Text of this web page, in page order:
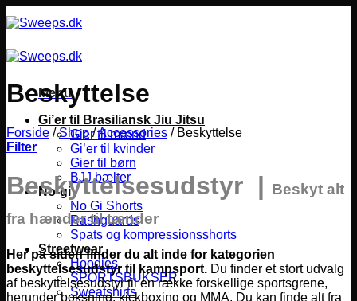
til
Menu
Gi’er til Brasiliansk Jiu Jitsu
Gier til mænd
Gi’er til kvinder
Gier til børn
BJJ bælter
No-gi
No Gi Shorts
Rashguards
Spats og kompressionsshorts
Streetwear
Hoodies
SPORTSBUKSER
Sweatshirts
Beskyttelse
Forside / Shop /Accessories /Beskyttelse
Filter
Beskyttelsesudstyr | Beskyt alt
fra hænder til tænder
Her på siden finder du alt inde for kategorien
beskyttelsesudstyr til kampsport. Du finder et stort udvalg
af beskyttelsesudstyr til en række forskellige sportsgrene,
herunder boksning, kickboxing og MMA. Du kan finde alt fra